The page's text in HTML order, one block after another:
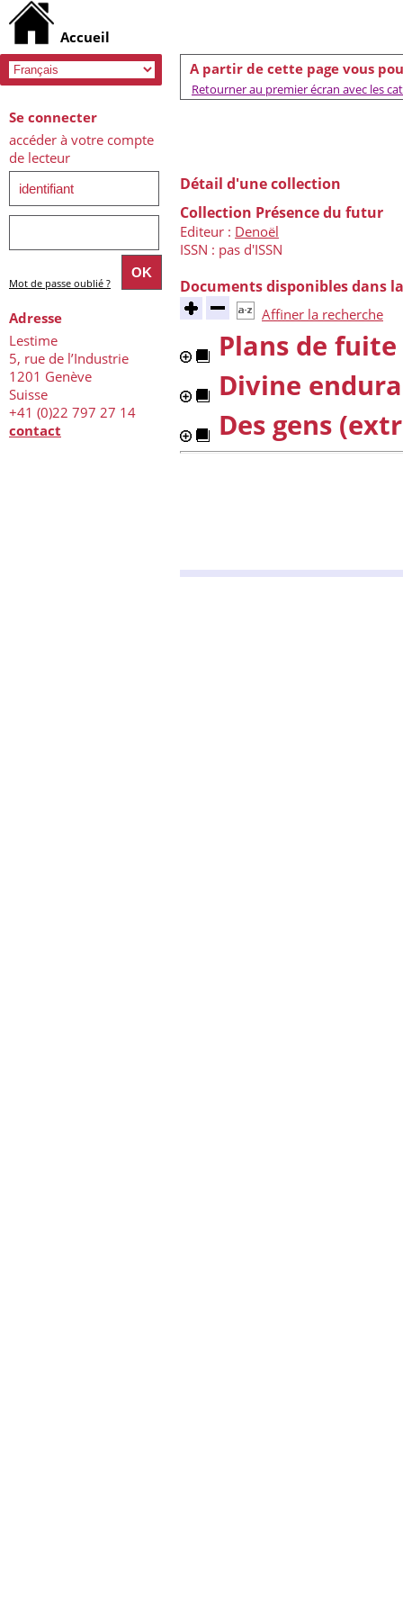
A partir de cette page vous
Retourner au premier écran avec les
Détail d'une collection
Collection Présence du futur
Editeur : Denoël
ISSN : pas d'ISSN
Documents disponibles dans
Affiner la recherche
Plans de fuite
Divine
Des gens
Se connecter
accéder à votre compte
de lecteur
Mot de passe oublié ?
Adresse
Lestime
5, rue de l’Industrie
1201 Genève
Suisse
+41 (0)22 797 27 14
contact